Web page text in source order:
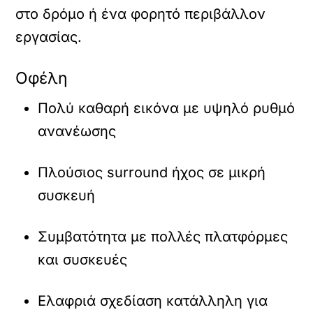
στο δρόμο ή ένα φορητό περιβάλλον
εργασίας.
Οφέλη
Πολύ καθαρή εικόνα με υψηλό ρυθμό
ανανέωσης
Πλούσιος surround ήχος σε μικρή
συσκευή
Συμβατότητα με πολλές πλατφόρμες
και συσκευές
Ελαφριά σχεδίαση κατάλληλη για